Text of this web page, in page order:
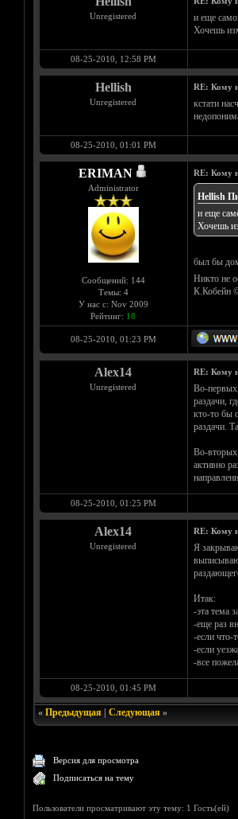
Unregistered
и еще
Хочешь
08-25-2010, 12:58 PM
Hellish
Unregistered
RE: Кому
кстати
08-25-2010, 01:01 PM
ERIMAN
Administrator
Сообщений: 144
Темы: 4
У нас с: Nov 2009
Рейтинг: 18
RE: Кому
Hellish
и еще
Хочешь
был бы
Никто не
К.Кобейн
08-25-2010, 01:23 PM
Alex14
Unregistered
RE: Кому
Во-
раздачи,
кто-то бы
раздачи.
Во-
активно
08-25-2010, 01:25 PM
Alex14
Unregistered
RE: Кому
Я
Итак:
-эта тема
-еще раз
-если что-
-если
-все
08-25-2010, 01:45 PM
« Предыдущая| Следующая»
Версия для просмотра
Подписаться на тему
Пользователи просматривают эту тему: 1 Гость(ей)